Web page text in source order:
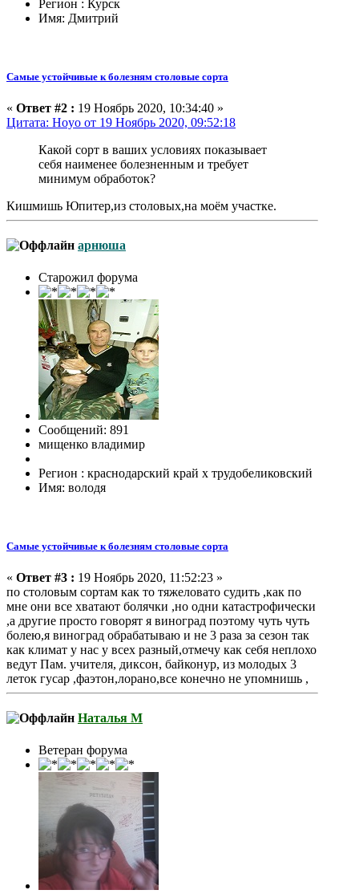
Регион : Курск
Имя: Дмитрий
Самые устойчивые к болезням столовые сорта
« Ответ #2 : 19 Ноябрь 2020, 10:34:40 »
Цитата: Hoyo от 19 Ноябрь 2020, 09:52:18
Какой сорт в ваших условиях показывает
себя наименее болезненным и требует
минимум обработок?
Кишмишь Юпитер,из столовых,на моём участке.
арнюша
Старожил форума
Сообщений: 891
мищенко владимир
Регион : краснодарский край х трудобеликовский
Имя: володя
Самые устойчивые к болезням столовые сорта
« Ответ #3 : 19 Ноябрь 2020, 11:52:23 »
по столовым сортам как то тяжеловато судить ,как по
мне они все хватают болячки ,но одни катастрофически
,а другие просто говорят я виноград поэтому чуть чуть
болею,я виноград обрабатываю и не 3 раза за сезон так
как климат у нас у всех разный,отмечу как себя неплохо
ведут Пам. учителя, диксон, байконур, из молодых 3
леток гусар ,фаэтон,лорано,все конечно не упомнишь ,
Наталья М
Ветеран форума